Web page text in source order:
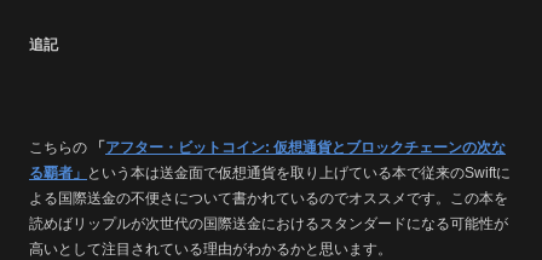
追記
こちらの 「 アフター・ビットコイン: 仮想通貨とブロックチェーンの次な
る覇者」 という本は送金面で仮想通貨を取り上げている本で従来のSwiftに
よる国際送金の不便さについて書かれているのでオススメです。この本を
読めばリップルが次世代の国際送金におけるスタンダードになる可能性が
高いとして注目されている理由がわかるかと思います。